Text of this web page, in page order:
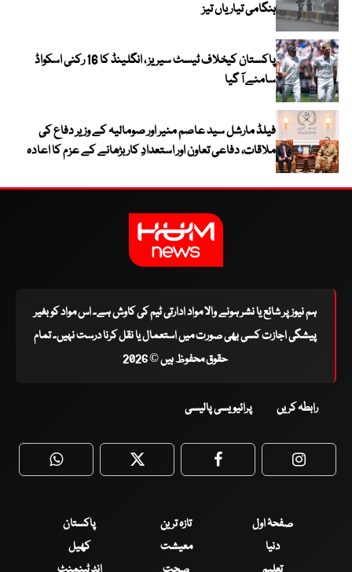
ہنگامی تیاریاں تیز
پاکستان کیخلاف ٹیسٹ سیریز ، انگلینڈ کا 16 رکنی اسکواڈ
سامنے آ گیا
فیلڈ مارشل سید عاصم منیر اور صومالیہ کے وزیر دفاع کی
ملاقات، دفاعی تعاون اور استعدادِ کار بڑھانے کے عزم کا اعادہ
ہم نیوز پر شائع یا نشر ہونے والا مواد ادارتی ٹیم کی کاوش ہے۔ اس مواد کو بغیر
پیشگی اجازت کسی بھی صورت میں استعمال یا نقل کرنا درست نہیں۔ تمام
حقوق محفوظ ہیں © 2026
رابطہ کریں پرائیویسی پالیسی
WhatsApp Twitter Facebook
صفحۂ اول تازہ ترین
پاکستان
دنیا
معیشت
کھیل